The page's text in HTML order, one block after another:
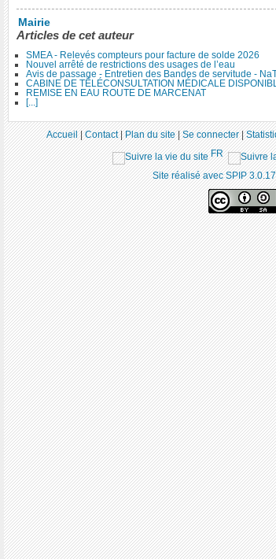
Mairie
Articles de cet auteur
SMEA - Relevés compteurs pour facture de solde 2026
Nouvel arrêté de restrictions des usages de l’eau
Avis de passage - Entretien des Bandes de servitude -
CABINE DE TÉLÉCONSULTATION MÉDICALE
REMISE EN EAU ROUTE DE MARCENAT
[...]
Accueil|Contact|Plan du site|Se connecter|
FR
Site réalisé avec SPIP 3.0.17